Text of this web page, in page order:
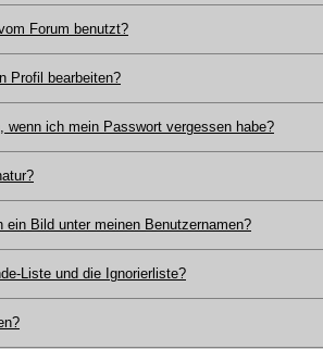
Forum benutzt?
Profil bearbeiten?
wenn ich mein Passwort vergessen habe?
ein Bild unter meinen Benutzernamen?
Liste und die Ignorierliste?